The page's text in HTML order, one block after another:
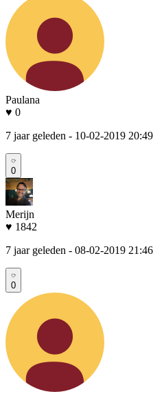
Paulana
♥ 0
7 jaar geleden - 10-02-2019 20:49
0
Merijn
♥ 1842
7 jaar geleden - 08-02-2019 21:46
0